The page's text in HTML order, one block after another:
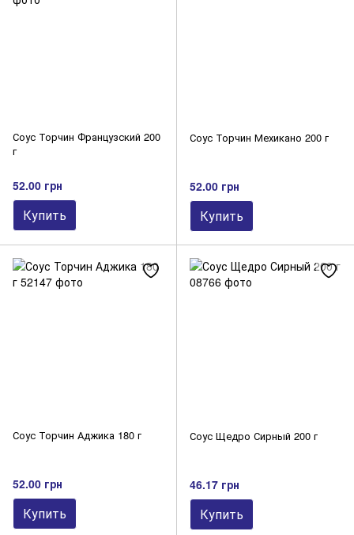
Соус Торчин Французский 200
г
52.00 грн
Купить
Соус Торчин Мехикано 200 г
52.00 грн
Купить
Соус Торчин Аджика 180 г
52.00 грн
Купить
Соус Щедро Сирный 200 г
46.17 грн
Купить